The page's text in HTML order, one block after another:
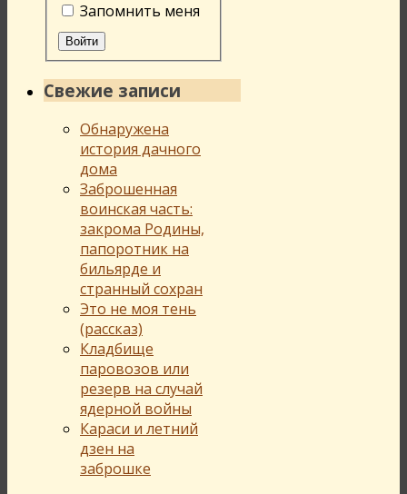
Запомнить меня
Войти
Свежие записи
Обнаружена
история дачного
дома
Заброшенная
воинская часть:
закрома Родины,
папоротник на
бильярде и
странный сохран
Это не моя тень
(рассказ)
Кладбище
паровозов или
резерв на случай
ядерной войны
Караси и летний
дзен на
заброшке